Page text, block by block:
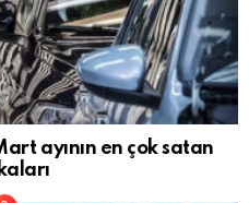
ayının en çok satan